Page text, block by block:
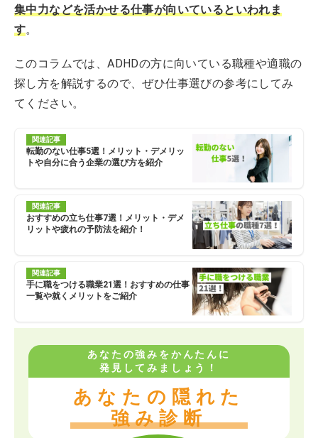
集中力などを活かせる仕事が向いているといわれま
す。
このコラムでは、ADHDの方に向いている職種や適職の
探し方を解説するので、ぜひ仕事選びの参考にしてみ
てください。
関連記事
転勤のない仕事5選！メリット・デメリッ
トや自分に合う企業の選び方を紹介
関連記事
おすすめの立ち仕事7選！メリット・デメ
リットや疲れの予防法を紹介！
関連記事
手に職をつける職業21選！おすすめの仕事
一覧や就くメリットをご紹介
あなたの強みをかんたんに
発見してみましょう！
あなたの隠れた
強み診断